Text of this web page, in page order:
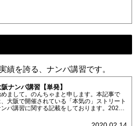
績を誇る、ナンパ講習です。
阪ナンパ講習【単発】
めまして。のんちゃまと申します。本記事で
大阪で開催されている「本気の」ストリート
パ講習に関する記載をしております。2023
即の世界を目指す」です。これの達成に向け、